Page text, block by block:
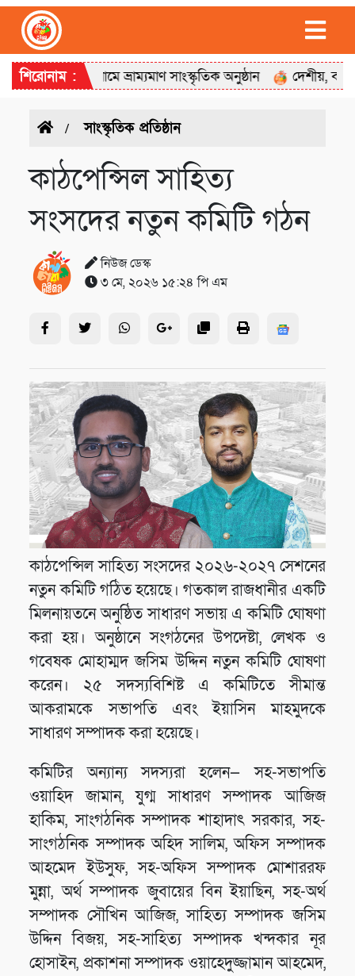
শিরোনাম :
গান’ শিরোনামে ভ্রাম্যমাণ সাংস্কৃতিক অনুষ্ঠান দেশীয়, বগুড়া
সাংস্কৃতিক প্রতিষ্ঠান
কাঠপেন্সিল সাহিত্য
সংসদের নতুন কমিটি গঠন
নিউজ ডেস্ক
৩ মে, ২০২৬ ১৫:২৪ পি এম
কাঠপেন্সিল সাহিত্য সংসদের ২০২৬-২০২৭ সেশনের
নতুন কমিটি গঠিত হয়েছে। গতকাল রাজধানীর একটি
মিলনায়তনে অনুষ্ঠিত সাধারণ সভায় এ কমিটি ঘোষণা
করা হয়। অনুষ্ঠানে সংগঠনের উপদেষ্টা, লেখক ও
গবেষক মোহাম্মদ জসিম উদ্দিন নতুন কমিটি ঘোষণা
করেন। ২৫ সদস্যবিশিষ্ট এ কমিটিতে সীমান্ত
আকরামকে সভাপতি এবং ইয়াসিন মাহমুদকে
সাধারণ সম্পাদক করা হয়েছে।
কমিটির অন্যান্য সদস্যরা হলেন— সহ-সভাপতি
ওয়াহিদ জামান, যুগ্ম সাধারণ সম্পাদক আজিজ
হাকিম, সাংগঠনিক সম্পাদক শাহাদাৎ সরকার, সহ-
সাংগঠনিক সম্পাদক অহিদ সালিম, অফিস সম্পাদক
আহমেদ ইউসুফ, সহ-অফিস সম্পাদক মোশাররফ
মুন্না, অর্থ সম্পাদক জুবায়ের বিন ইয়াছিন, সহ-অর্থ
সম্পাদক সৌখিন আজিজ, সাহিত্য সম্পাদক জসিম
উদ্দিন বিজয়, সহ-সাহিত্য সম্পাদক খন্দকার নূর
হোসাইন, প্রকাশনা সম্পাদক ওয়াহেদুজ্জামান আহমেদ,